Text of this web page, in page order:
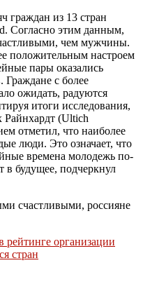
граждан из 13 стран
Согласно этим данным,
чем мужчины.
положительным настроем
пары оказались
Граждане с более
ожидать, радуются
итоги исследования,
Райнхардт (Ultich
отметил, что наиболее
люди. Это означает, что
времена молодежь по-
в будущее, подчеркнул
счастливыми, россияне
рейтинге организации
стран